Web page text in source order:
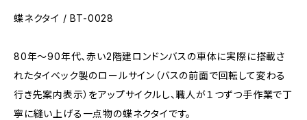
蝶ネクタイ / BT-0028
80年〜90年代、赤い2階建ロンドンバスの車体に実際に搭載さ
れたタイベック製のロールサイン（バスの前面で回転して変わる
行き先案内表示）をアップサイクルし、職人が１つずつ手作業で丁
寧に縫い上げる一点物の蝶ネクタイです。